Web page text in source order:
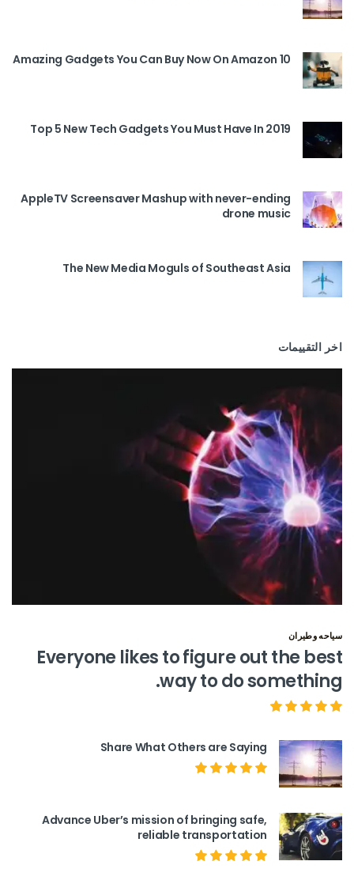
10 Amazing Gadgets You Can Buy Now On Amazon
Top 5 New Tech Gadgets You Must Have In 2019
AppleTV Screensaver Mashup with never-ending
drone music
The New Media Moguls of Southeast Asia
اخر التقييمات
سياحه وطيران
Everyone likes to figure out the best
way to do something.
Share What Others are Saying
Advance Uber’s mission of bringing safe,
reliable transportation